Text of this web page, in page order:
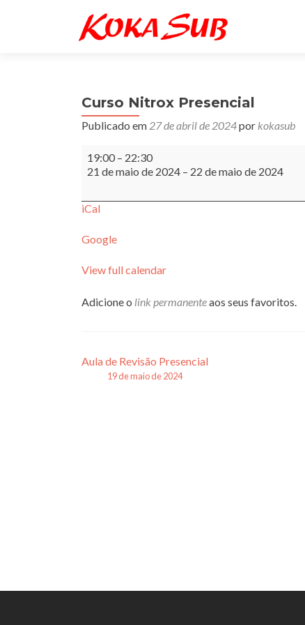
Curso Nitrox Presencial
Publicado em 27 de abril de 2024por kokasub
Curso
Nitrox
Presencial
19:00 – 22:30
21 de maio de 2024 – 22 de maio de 2024
iCal
Google
View full calendar
Adicione o link permanenteaos seus favoritos.
Navegação
Aula de Revisão Presencial
19 de maio de 2024